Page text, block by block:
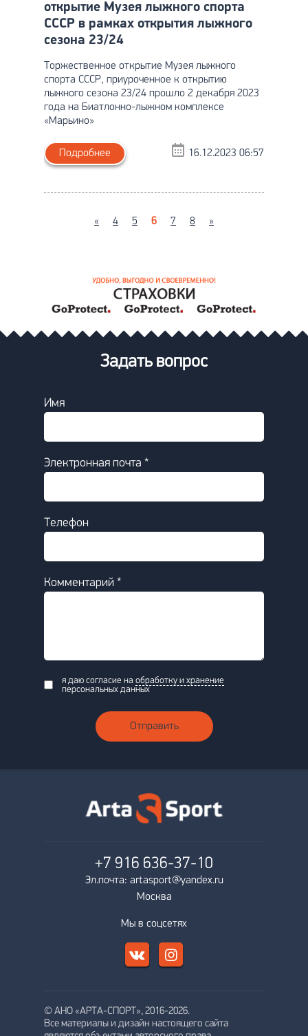
открытие Музея лыжного спорта
СССР в рамках открытия лыжного
сезона 23/24
Торжественное открытие Музея лыжного
спорта СССР, приуроченное к открытию
лыжного сезона 23/24 прошло 2 декабря 2023
года на Биатлонно-лыжном комплексе
«Марьино»
Подробнее 16.12.2023 06:57
« 4 5 6 7 8 »
Задать вопрос
Имя
Электронная почта *
Телефон
Комментарий *
я даю согласие на обработку и хранение
персональных данных
Отправить
+7 916 636-37-10
Эл.почта: artasport@yandex.ru
Москва
Мы в соцсетях
© АНО «АРТА-СПОРТ», 2016-2026.
Все материалы и дизайн настоящего сайта